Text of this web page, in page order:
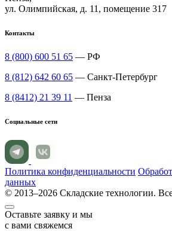
ул. Олимпийская, д. 11, помещение 317
Контакты
8 (800) 600 51 65 — РФ
8 (812) 642 60 65 — Санкт-Петербург
8 (8412) 21 39 11 — Пенза
Социальные сети
Политика конфиденциальности
данных
© 2013–2026 Складские технологии.
Оставьте заявку и мы
с вами свяжемся